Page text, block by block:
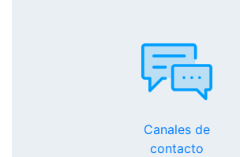
Canales de
contacto